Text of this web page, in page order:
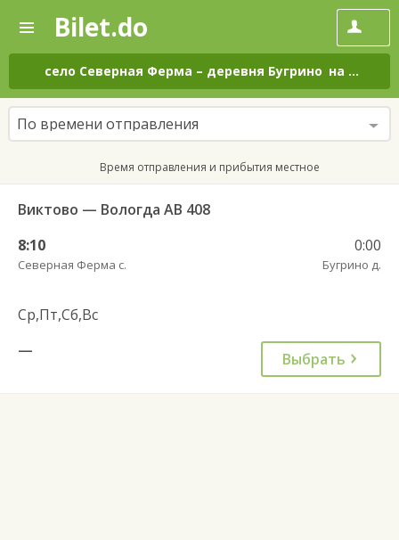
—
Поиск
и
покупка
билетов
на
автобус
онлайн
Bilet.do
село Северная Ферма – деревня Бугрино на все дни
По времени отправления
Время отправления и прибытия местное
Виктово — Вологда АВ 408
8:10
Северная Ферма с.
0:00
Бугрино д.
Ср,Пт,Сб,Вс
—
Выбрать